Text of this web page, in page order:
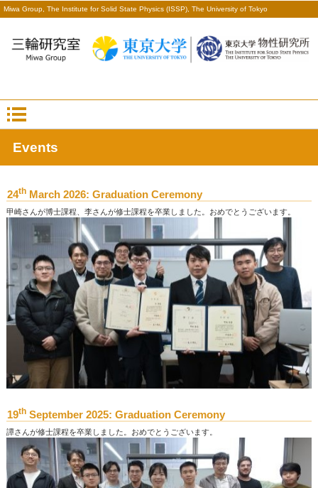
Miwa Group, The Institute for Solid State Physics (ISSP), The University of Tokyo
Events
24thMarch 2026: Graduation Ceremony
甲崎さんが博士課程、李さんが修士課程を卒業しました。おめでとうございます。
19thSeptember 2025: Graduation Ceremony
譚さんが修士課程を卒業しました。おめでとうございます。